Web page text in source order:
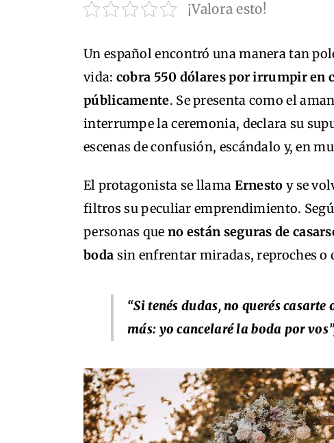
¡Valora esto!
Un español encontró una manera tan
vida: cobra 550 dólares por irrumpir en
públicamente. Se presenta como el
interrumpe la ceremonia, declara su
escenas de confusión, escándalo y, en
El protagonista se llama Ernesto y se
filtros su peculiar emprendimiento.
personas que no están seguras de
boda sin enfrentar miradas, reproches
“Si tenés dudas, no querés casarte
más: yo cancelaré la boda por vos